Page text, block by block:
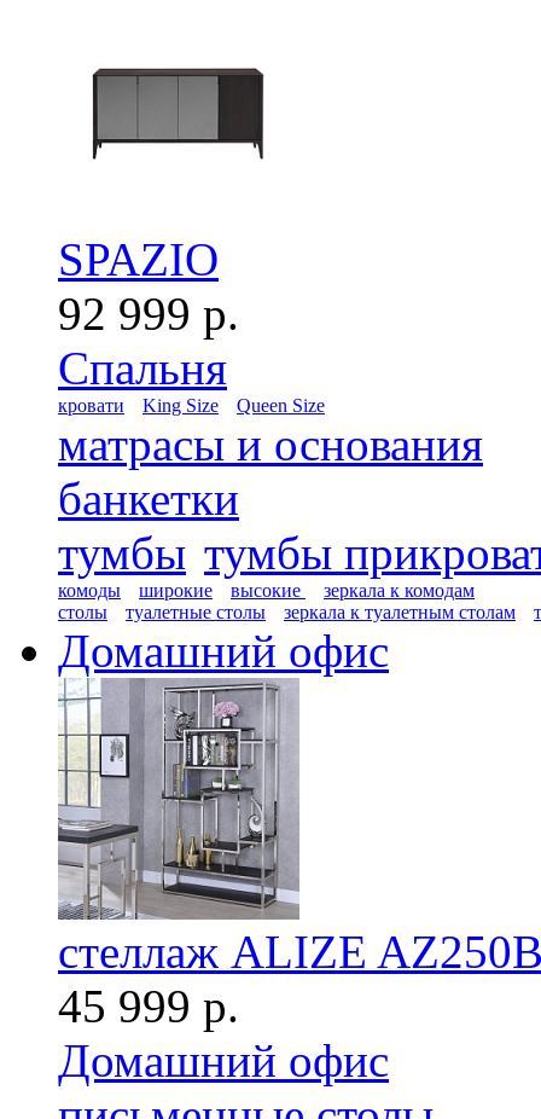
SPAZIO
92 999 р.
Спальня
кровати King Size Queen Size
матрасы и основания
банкетки
тумбы тумбы
комоды широкие высокие
зеркала к комодам
столы
туалетные столы зеркала к туалетным столам
Домашний офис
стеллаж ALIZE
45 999 р.
Домашний офис